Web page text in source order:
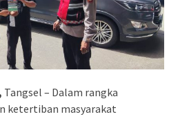
Tangsel – Dalam rangka
ketertiban masyarakat